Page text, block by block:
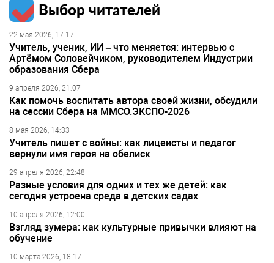
Выбор читателей
22 мая 2026, 17:17
Учитель, ученик, ИИ – что меняется: интервью с
Артёмом Соловейчиком, руководителем Индустрии
образования Сбера
9 апреля 2026, 21:07
Как помочь воспитать автора своей жизни, обсудили
на сессии Сбера на ММСО.ЭКСПО-2026
8 мая 2026, 14:33
Учитель пишет с войны: как лицеисты и педагог
вернули имя героя на обелиск
29 апреля 2026, 22:48
Разные условия для одних и тех же детей: как
сегодня устроена среда в детских садах
10 апреля 2026, 12:00
Взгляд зумера: как культурные привычки влияют на
обучение
10 марта 2026, 18:17